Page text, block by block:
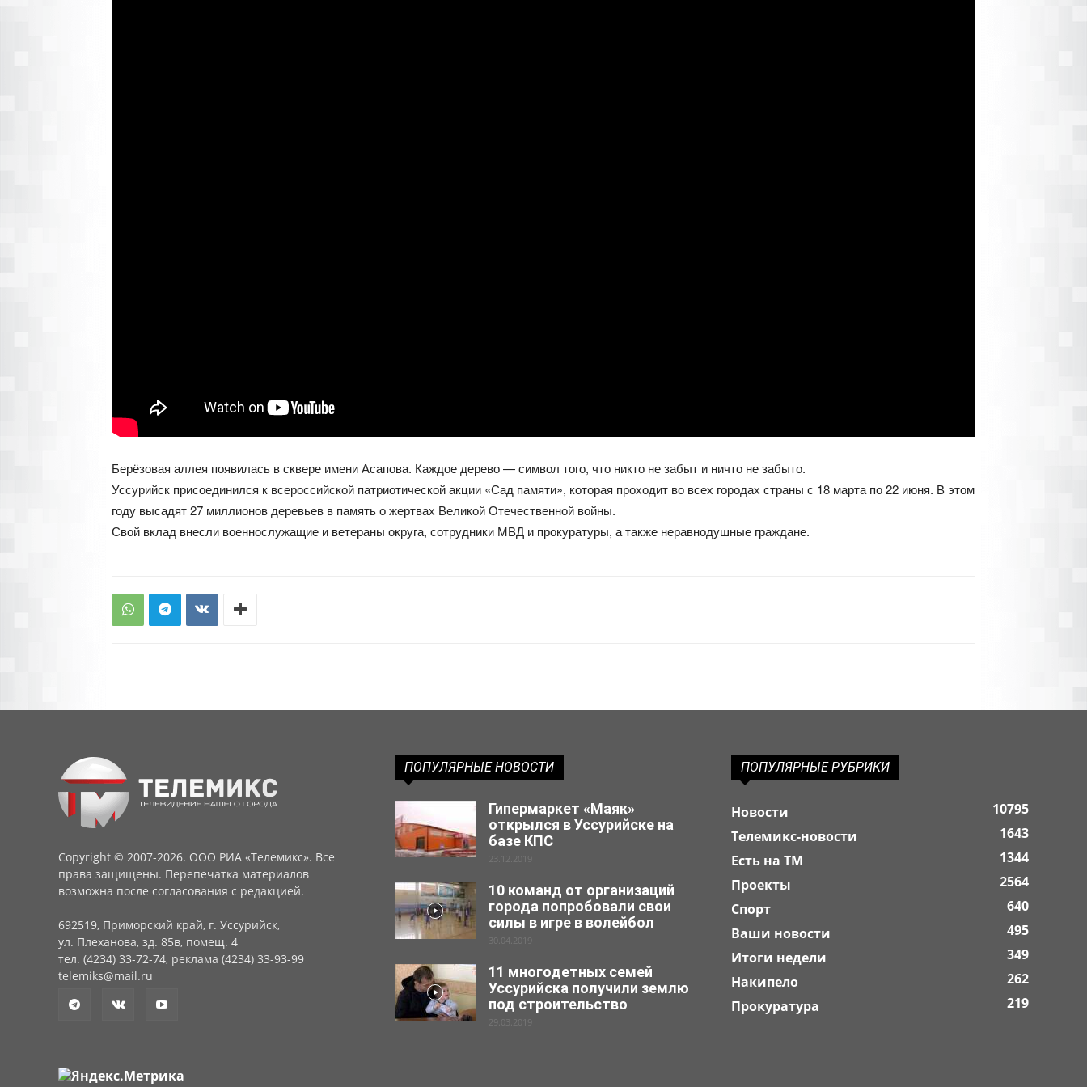
Берёзовая аллея появилась в сквере имени Асапова. Каждое дерево — символ того, что никто не забыт и ничто не забыто.
Уссурийск присоединился к всероссийской патриотической акции «Сад памяти», которая проходит во всех городах страны с 18 марта по 22 июня. В этом
году высадят 27 миллионов деревьев в память о жертвах Великой Отечественной войны.
Свой вклад внесли военнослужащие и ветераны округа, сотрудники МВД и прокуратуры, а также неравнодушные граждане.
Copyright © 2007-2026. ООО РИА «Телемикс». Все
права защищены. Перепечатка материалов
возможна после согласования с редакцией.
692519, Приморский край, г. Уссурийск,
ул. Плеханова, зд. 85в, помещ. 4
тел. (4234) 33-72-74, реклама (4234) 33-93-99
telemiks@mail.ru
ПОПУЛЯРНЫЕ НОВОСТИ
Гипермаркет «Маяк»
открылся в Уссурийске на
базе КПС
23.12.2019
10 команд от организаций
города попробовали свои
силы в игре в волейбол
30.04.2019
11 многодетных семей
Уссурийска получили землю
под строительство
29.03.2019
ПОПУЛЯРНЫЕ РУБРИКИ
Новости
10795
Телемикс-новости
1643
Есть на ТМ
1344
Проекты
2564
Спорт
640
Ваши новости
495
Итоги недели
349
Накипело
262
Прокуратура
219